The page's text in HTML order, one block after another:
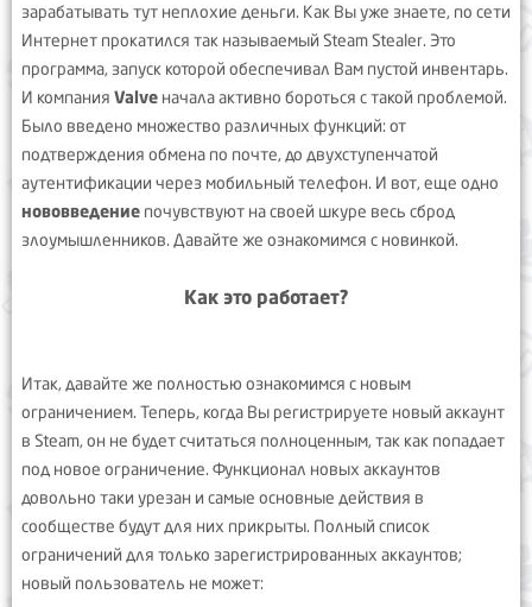
зарабатывать тут неплохие деньги. Как Вы уже знаете, по сети
Интернет прокатился так называемый Steam Stealer. Это
программа, запуск которой обеспечивал Вам пустой инвентарь.
И компания Valve начала активно бороться с такой проблемой.
Было введено множество различных функций: от
подтверждения обмена по почте, до двухступенчатой
аутентификации через мобильный телефон. И вот, еще одно
нововведение почувствуют на своей шкуре весь сброд
злоумышленников. Давайте же ознакомимся с новинкой.
Как это работает?
Итак, давайте же полностью ознакомимся с новым
ограничением. Теперь, когда Вы регистрируете новый аккаунт
в Steam, он не будет считаться полноценным, так как попадает
под новое ограничение. Функционал новых аккаунтов
довольно таки урезан и самые основные действия в
сообществе будут для них прикрыты. Полный список
ограничений для только зарегистрированных аккаунтов;
новый пользователь не может: